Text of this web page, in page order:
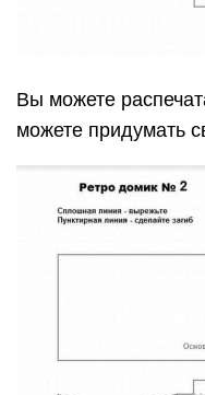
Вы можете
можете придумать